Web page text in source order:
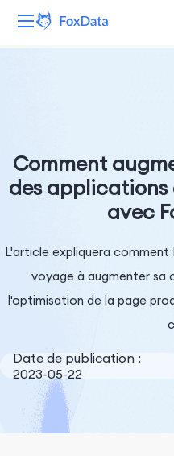
Ressources
Entreprise
Comment
des applications
avec
L'article expliquera
voyage à augmenter sa
l'optimisation de la page
Date de publication :
2023-05-22